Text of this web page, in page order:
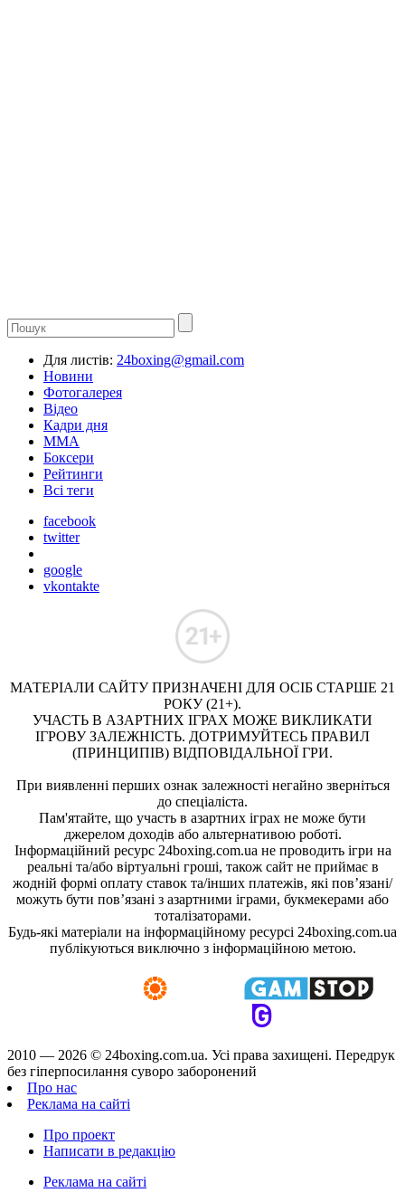
Для листів: 24boxing@gmail.com
Новини
Фотогалерея
Відео
Кадри дня
ММА
Боксери
Рейтинги
Всі теги
facebook
twitter
google
vkontakte
МАТЕРІАЛИ САЙТУ ПРИЗНАЧЕНІ ДЛЯ ОСІБ СТАРШЕ 21
РОКУ (21+).
УЧАСТЬ В АЗАРТНИХ ІГРАХ МОЖЕ ВИКЛИКАТИ
ІГРОВУ ЗАЛЕЖНІСТЬ. ДОТРИМУЙТЕСЬ ПРАВИЛ
(ПРИНЦИПІВ) ВІДПОВІДАЛЬНОЇ ГРИ.
При виявленні перших ознак залежності негайно зверніться
до спеціаліста.
Пам'ятайте, що участь в азартних іграх не може бути
джерелом доходів або альтернативою роботі.
Інформаційний ресурс 24boxing.com.ua не проводить ігри на
реальні та/або віртуальні гроші, також сайт не приймає в
жодній формі оплату ставок та/інших платежів, які пов’язані/
можуть бути пов’язані з азартними іграми, букмекерами або
тоталізаторами.
Будь-які матеріали на інформаційному ресурсі 24boxing.com.ua
публікуються виключно з інформаційною метою.
2010 — 2026 © 24boxing.com.ua. Усi права захищенi. Передрук
без гіперпосилання суворо заборонений
Про нас
Реклама на сайті
Про проект
Написати в редакцію
Реклама на сайті